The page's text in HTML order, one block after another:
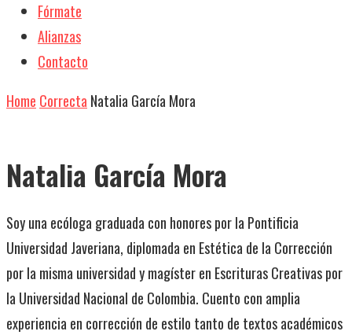
Fórmate
Alianzas
Contacto
Home Correcta Natalia García Mora
Natalia García Mora
Soy una ecóloga graduada con honores por la Pontificia
Universidad Javeriana, diplomada en Estética de la Corrección
por la misma universidad y magíster en Escrituras Creativas por
la Universidad Nacional de Colombia. Cuento con amplia
experiencia en corrección de estilo tanto de textos académicos